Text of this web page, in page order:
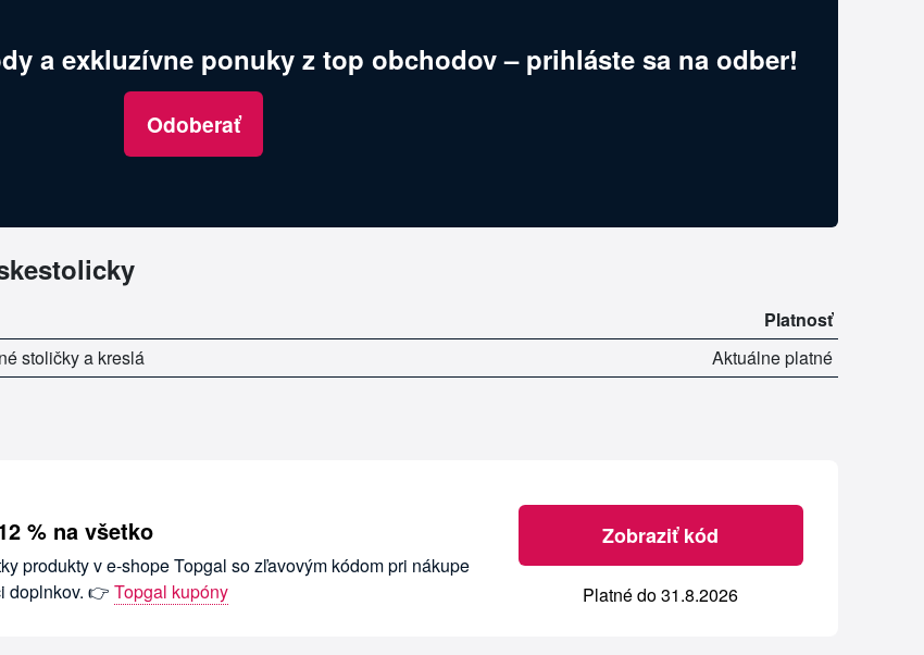
a exkluzívne ponuky z top obchodov – prihláste sa na odber!
Odoberať
Platnosť
stoličky a kreslá Aktuálne platné
% na všetko
produkty v e-shope Topgal so zľavovým kódom pri nákupe
doplnkov. 👉 Topgal kupóny
Zobraziť kód
Platné do 31.8.2026